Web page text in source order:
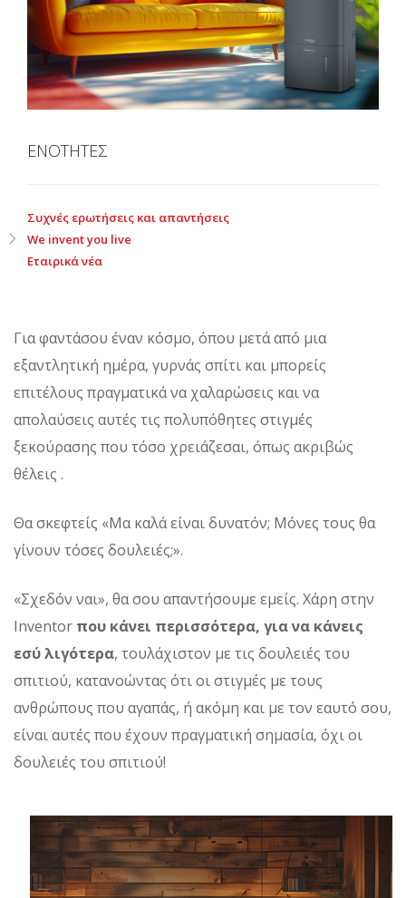
ΕΝΟΤΗΤΕΣ
Συχνές ερωτήσεις και απαντήσεις
We invent you live
Εταιρικά νέα
Για φαντάσου έναν κόσμο, όπου μετά από μια
εξαντλητική ημέρα, γυρνάς σπίτι και μπορείς
επιτέλους πραγματικά να χαλαρώσεις και να
απολαύσεις αυτές τις πολυπόθητες στιγμές
ξεκούρασης που τόσο χρειάζεσαι, όπως ακριβώς
θέλεις .
Θα σκεφτείς «Μα καλά είναι δυνατόν; Μόνες τους θα
γίνουν τόσες δουλειές;».
«Σχεδόν ναι», θα σου απαντήσουμε εμείς. Χάρη στην
Inventor που κάνει περισσότερα, για να κάνεις
εσύ λιγότερα, τουλάχιστον με τις δουλειές του
σπιτιού, κατανοώντας ότι οι στιγμές με τους
ανθρώπους που αγαπάς, ή ακόμη και με τον εαυτό σου,
είναι αυτές που έχουν πραγματική σημασία, όχι οι
δουλειές του σπιτιού!